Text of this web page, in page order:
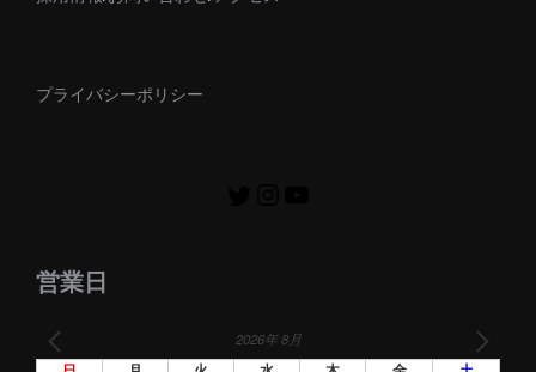
プライバシーポリシー
営業日
2026年 8月